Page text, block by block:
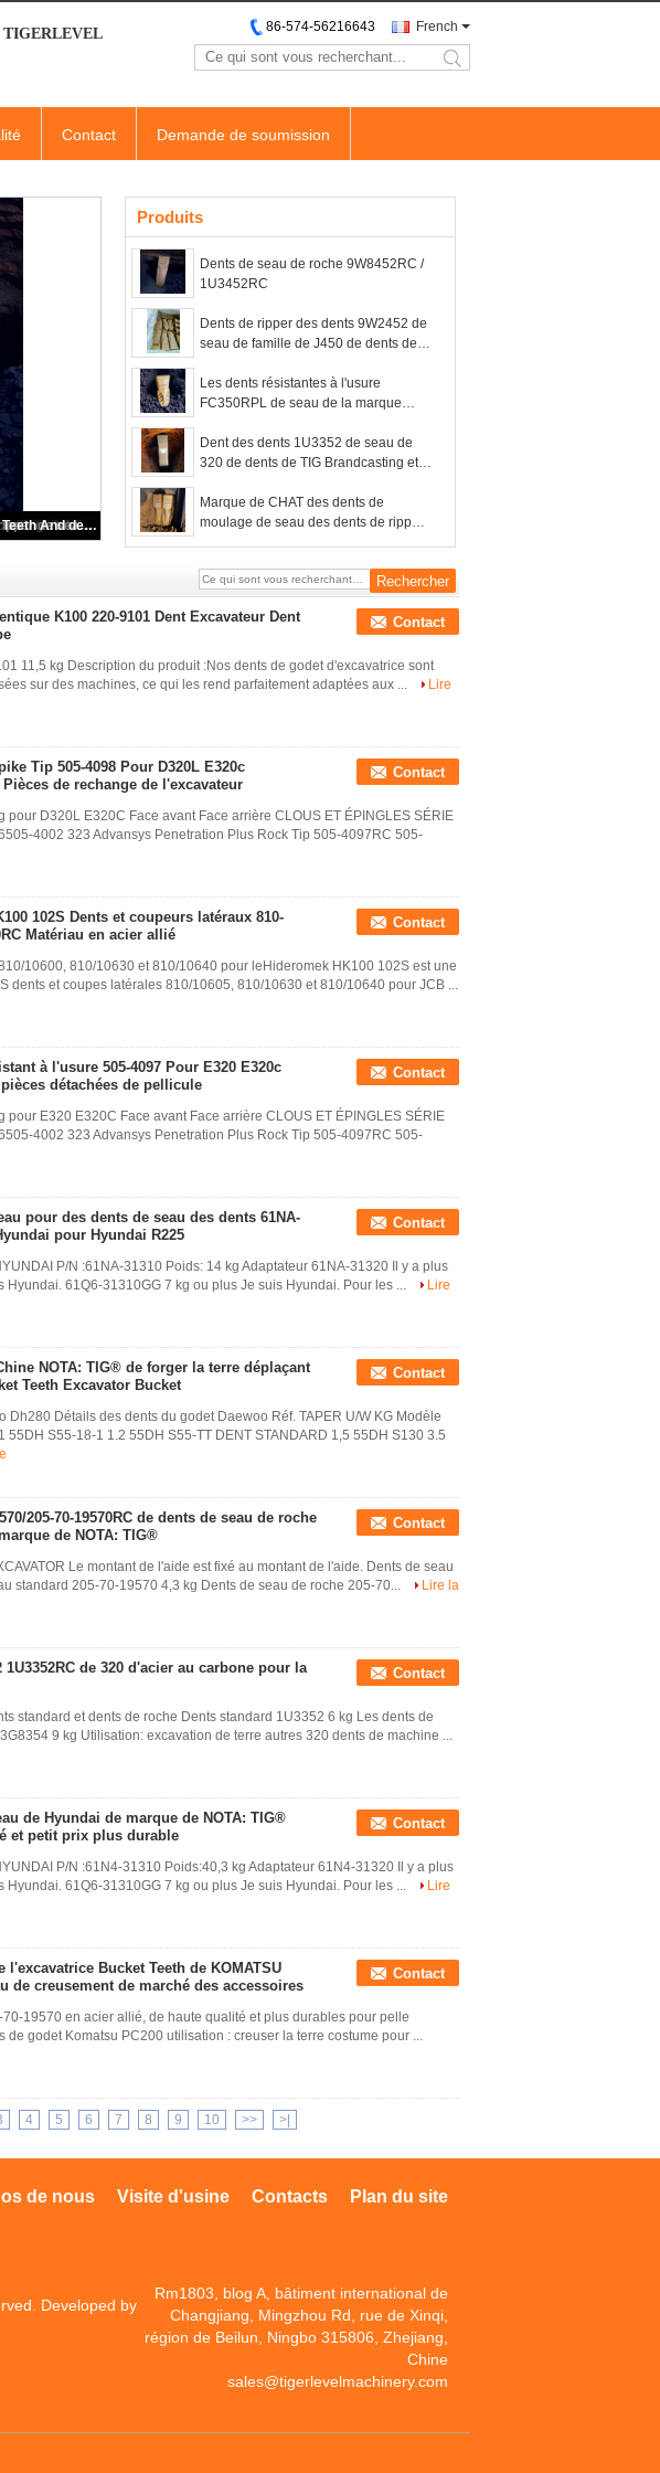
TIGERLEVEL French
86-574-56216643
search
Contact Demande de soumission
Produits
Dents de seau de roche 9W8452RC /
1U3452RC
Dents de ripper des dents 9W2452 de
seau de famille de J450 de dents de
TIG® pour la terre de creusement
Les dents résistantes à l'usure
FC350RPL de seau de la marque
le matériel d'acier
Dent des dents 1U3352 de seau de
320 de dents de TIG Brandcasting et
J350 avec de l'acier au carbone
Marque de CHAT des dents de
moulage de seau des dents de ripper
K100 220-9101 Dent Excavateur Dent
Contact
11,5 kg Description du produit :Nos dents de godet d'excavatrice sont
sur des machines, ce qui les rend parfaitement adaptées aux ...
Lire
Tip 505-4098 Pour D320L E320c
de rechange de l'excavateur
Contact
pour D320L E320C Face avant Face arrière CLOUS ET ÉPINGLES SÉRIE
4002 323 Advansys Penetration Plus Rock Tip 505-4097RC 505-
102S Dents et coupeurs latéraux 810-
Matériau en acier allié
Contact
10600, 810/10630 et 810/10640 pour leHideromek HK100 102S est une
dents et coupes latérales 810/10605, 810/10630 et 810/10640 pour JCB ...
à l'usure 505-4097 Pour E320 E320c
détachées de pellicule
Contact
pour E320 E320C Face avant Face arrière CLOUS ET ÉPINGLES SÉRIE
4002 323 Advansys Penetration Plus Rock Tip 505-4097RC 505-
pour des dents de seau des dents 61NA-
pour Hyundai R225
Contact
P/N :61NA-31310 Poids: 14 kg Adaptateur 61NA-31320 Il y a plus
61Q6-31310GG 7 kg ou plus Je suis Hyundai. Pour les ...
Lire
NOTA: TIG® de forger la terre déplaçant
Teeth Excavator Bucket
Contact
Dh280 Détails des dents du godet Daewoo Réf. TAPER U/W KG Modèle
55DH S55-18-1 1.2 55DH S55-TT DENT STANDARD 1,5 55DH S130 3.5
205-70-19570RC de dents de seau de roche
de NOTA: TIG®
Contact
Le montant de l'aide est fixé au montant de l'aide. Dents de seau
standard 205-70-19570 4,3 kg Dents de seau de roche 205-70...
Lire la
1U3352RC de 320 d'acier au carbone pour la
Contact
standard et dents de roche Dents standard 1U3352 6 kg Les dents de
9 kg Utilisation: excavation de terre autres 320 dents de machine ...
de Hyundai de marque de NOTA: TIG®
et petit prix plus durable
Contact
P/N :61N4-31310 Poids:40,3 kg Adaptateur 61N4-31320 Il y a plus
61Q6-31310GG 7 kg ou plus Je suis Hyundai. Pour les ...
Lire
l'excavatrice Bucket Teeth de KOMATSU
de creusement de marché des accessoires
Contact
19570 en acier allié, de haute qualité et plus durables pour pelle
de godet Komatsu PC200 utilisation : creuser la terre costume pour ...
4 5 6 7 8 9 10 >> >|
Plan du site
Contacts
Visite d'usine
de nous
Developed by
Rm1803, blog A, bâtiment international de
Changjiang, Mingzhou Rd, rue de Xinqi,
région de Beilun, Ningbo 315806, Zhejiang,
Chine
sales@tigerlevelmachinery.com